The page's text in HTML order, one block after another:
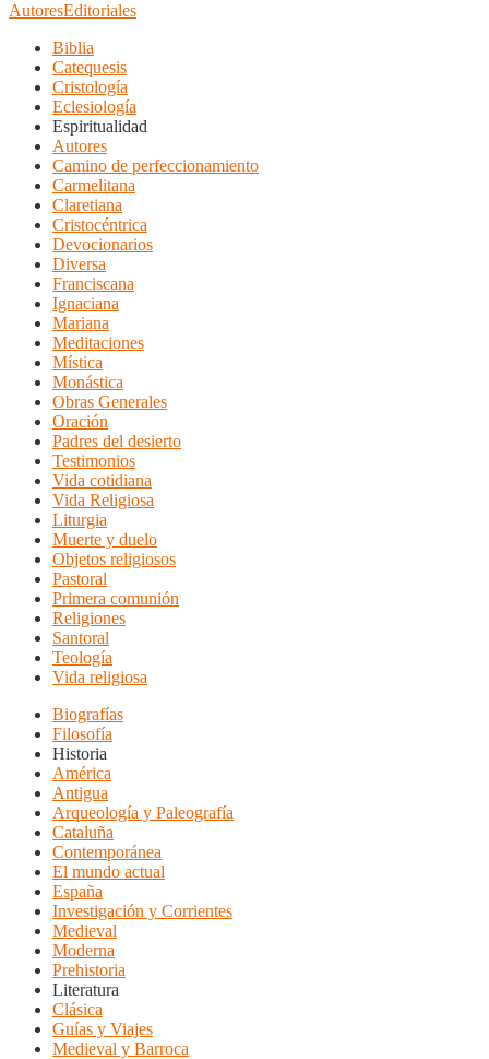
AutoresEditoriales
Biblia
Catequesis
Cristología
Eclesiología
Espiritualidad
Autores
Camino de perfeccionamiento
Carmelitana
Claretiana
Cristocéntrica
Devocionarios
Diversa
Franciscana
Ignaciana
Mariana
Meditaciones
Mística
Monástica
Obras Generales
Oración
Padres del desierto
Testimonios
Vida cotidiana
Vida Religiosa
Liturgia
Muerte y duelo
Objetos religiosos
Pastoral
Primera comunión
Religiones
Santoral
Teología
Vida religiosa
Biografías
Filosofía
Historia
América
Antigua
Arqueología y Paleografía
Cataluña
Contemporánea
El mundo actual
España
Investigación y Corrientes
Medieval
Moderna
Prehistoria
Literatura
Clásica
Guías y Viajes
Medieval y Barroca